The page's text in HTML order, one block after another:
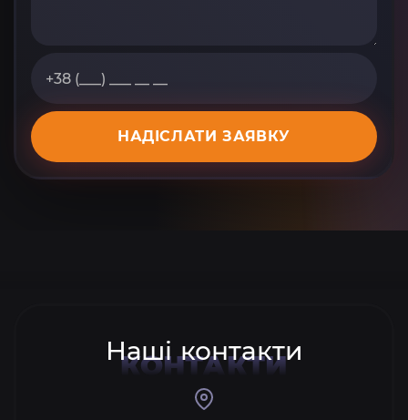
НАДІСЛАТИ ЗАЯВКУ
Наші контакти
КОНТАКТИ